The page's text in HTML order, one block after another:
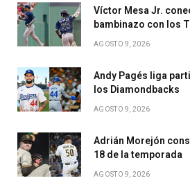
Víctor Mesa Jr.
bambinazo con los
AGOSTO 9, 2026
Andy Pagés liga
los Diamondbacks
AGOSTO 9, 2026
Adrián Morejón
18 de la temporada
AGOSTO 9, 2026